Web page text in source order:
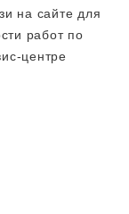
на сайте для
работ по
центре